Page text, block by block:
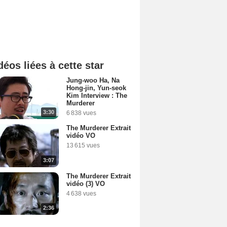
liées à cette star
3:30
Jung-woo Ha, Na
Hong-jin, Yun-seok
Kim Interview : The
Murderer
6 838 vues
3:07
The Murderer Extrait
vidéo VO
13 615 vues
2:36
The Murderer Extrait
vidéo (3) VO
4 638 vues